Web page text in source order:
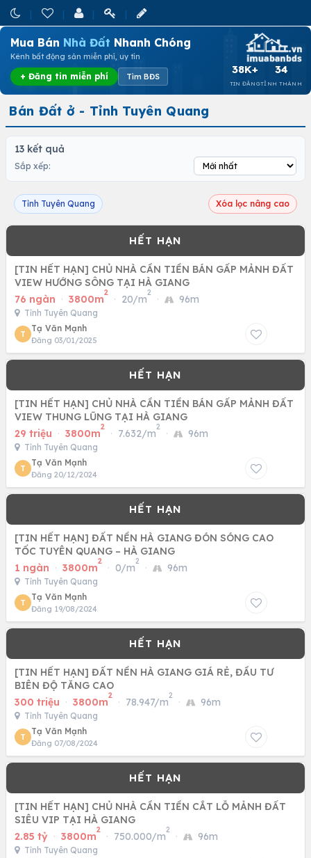
Mua Bán Nhà Đất Nhanh Chóng
Kênh bất động sản miễn phí, uy tín
+ Đăng tin miễn phí Tìm BĐS
38K+
TIN ĐĂNG
34
TỈNH THÀNH
Bán Đất ở - Tỉnh Tuyên Quang
13 kết quả
Sắp xếp:
Tỉnh Tuyên Quang Xóa lọc nâng cao
[TIN HẾT HẠN] CHỦ NHÀ CẦN TIỀN BÁN GẤP MẢNH ĐẤT
VIEW HƯỚNG SÔNG TẠI HÀ GIANG
76 ngàn · 3800m
2
· 20/m
2
· 96m
Tỉnh Tuyên Quang
T
Tạ Văn Mạnh
Đăng 03/01/2025
[TIN HẾT HẠN] CHỦ NHÀ CẦN TIỀN BÁN GẤP MẢNH ĐẤT
VIEW THUNG LŨNG TẠI HÀ GIANG
29 triệu · 3800m
2
· 7.632/m
2
· 96m
Tỉnh Tuyên Quang
T
Tạ Văn Mạnh
Đăng 20/12/2024
[TIN HẾT HẠN] ĐẤT NỀN HÀ GIANG ĐÓN SÓNG CAO
TỐC TUYÊN QUANG – HÀ GIANG
1 ngàn · 3800m
2
· 0/m
2
· 96m
Tỉnh Tuyên Quang
T
Tạ Văn Mạnh
Đăng 19/08/2024
[TIN HẾT HẠN] ĐẤT NỀN HÀ GIANG GIÁ RẺ, ĐẦU TƯ
BIÊN ĐỘ TĂNG CAO
300 triệu · 3800m
2
· 78.947/m
2
· 96m
Tỉnh Tuyên Quang
T
Tạ Văn Mạnh
Đăng 07/08/2024
[TIN HẾT HẠN] CHỦ NHÀ CẦN TIỀN CẮT LỖ MẢNH ĐẤT
SIÊU VIP TẠI HÀ GIANG
2.85 tỷ · 3800m
2
· 750.000/m
2
· 96m
Tỉnh Tuyên Quang